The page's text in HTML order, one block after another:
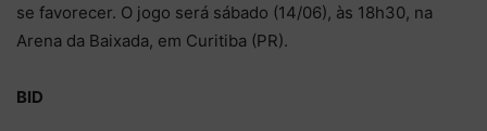
se favorecer. O jogo será sábado (14/06), às 18h30, na
Arena da Baixada, em Curitiba (PR).
BID